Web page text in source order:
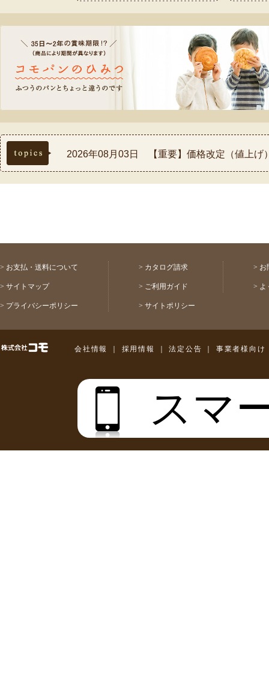
topics
2026年08月03日 【重要】価格改定（値上げ
2026年07月30日 【重要】熊本県熊本地方を
2026年07月17日 ◆お盆休み中の配送スケジ
> お支払・送料について
> サイトマップ
> プライバシーポリシー
> カタログ請求
> ご利用ガイド
> サイトポリシー
> お
> よ
株式会社コモ
会社情報 採用情報 ｜法定公告 事業者様向け
スマ